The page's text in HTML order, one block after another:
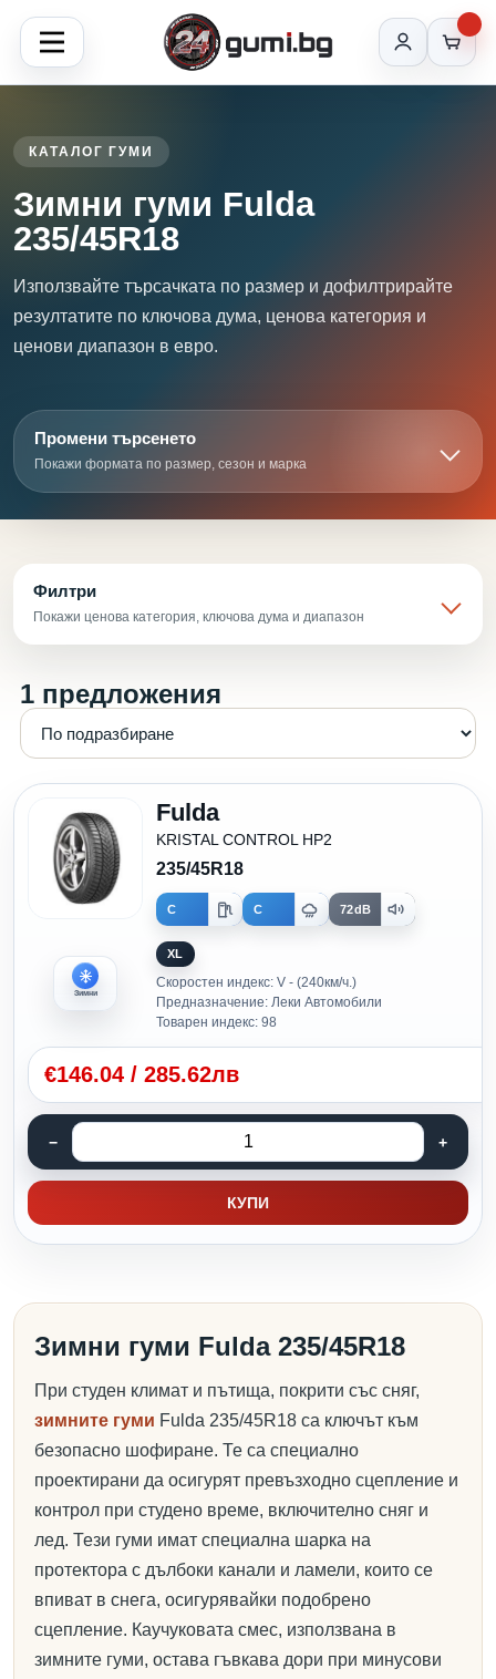
КАТАЛОГ ГУМИ
Зимни гуми Fulda
235/45R18
Използвайте търсачката по размер и дофилтрирайте
резултатите по ключова дума, ценова категория и
ценови диапазон в евро.
Промени търсенето
Покажи формата по размер, сезон и марка
Филтри
Покажи ценова категория, ключова дума и диапазон
1 предложения
Зимни
Fulda
KRISTAL CONTROL HP2
235/45R18
C C 72dB
XL
Скоростен индекс: V - (240км/ч.)
Предназначение: Леки Автомобили
Товарен индекс: 98
€146.04 / 285.62лв
КУПИ
Зимни гуми Fulda 235/45R18
При студен климат и пътища, покрити със сняг,
зимните гуми Fulda 235/45R18 са ключът към
безопасно шофиране. Те са специално
проектирани да осигурят превъзходно сцепление и
контрол при студено време, включително сняг и
лед. Тези гуми имат специална шарка на
протектора с дълбоки канали и ламели, които се
впиват в снега, осигурявайки подобрено
сцепление. Каучуковата смес, използвана в
зимните гуми, остава гъвкава дори при минусови